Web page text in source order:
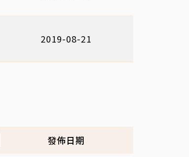
2019-08-21
發佈日期